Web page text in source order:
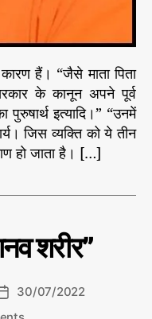
प
रि
व्रा
ज
क
हैं। “जैसे माता पिता
के कानून अपने पूर्व
इत्यादि।” “उनमें
जिस व्यक्ति को ये तीन
हो जाता है। […]
शरीर”
P 30/07/2022